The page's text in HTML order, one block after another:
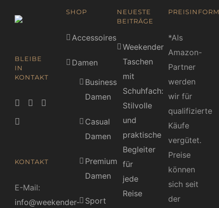
BLEIBE
IN
KONTAKT
KONTAKT
E-Mail:
info@weekender-
SHOP
Accessoires
Damen
Business
Damen
Casual
Damen
Premium
Damen
Sport
NEUESTE
BEITRÄGE
Weekender
Taschen
mit
Schuhfach:
Stilvolle
und
praktische
Begleiter
für
jede
Reise
*Als
Amazon-
Partner
werden
wir für
qualifizierte
Käufe
vergütet.
Preise
können
sich seit
der